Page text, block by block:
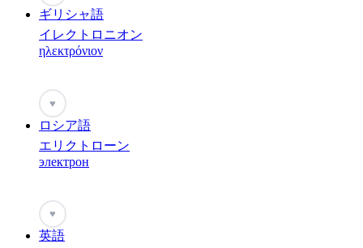
ギリシャ語
イレクトロニオン
ηλεκτρόνιον
♥
ロシア語
エリクトローン
электрон
♥
英語